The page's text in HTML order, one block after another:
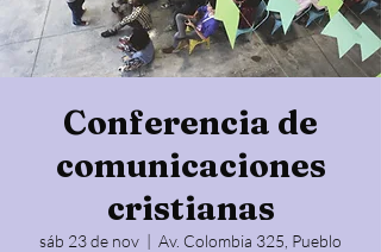
Conferencia de
comunicaciones
cristianas
sáb 23 de nov
  |
Av. Colombia 325, Pueblo